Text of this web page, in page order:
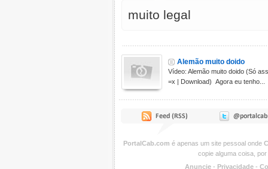
muito legal
Alemão muito doido
Vídeo: Alemão muito doido (Só
=x | Download) Agora eu tenho...
PortalCab.com é apenas um site pessoal onde
copie alguma coisa,
Anuncie - Privacidade -